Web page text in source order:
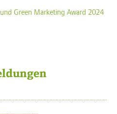
Green Marketing Award 2024